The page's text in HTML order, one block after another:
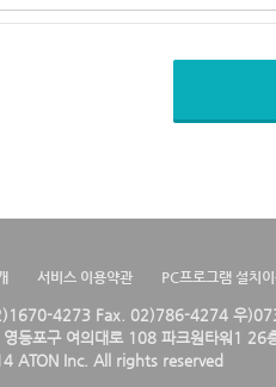
서비스 이용약관 PC프로그램 설치
4273 Fax. 02)786-4274 우
영등포구 여의대로 108 파크원타워1 26
ATON Inc. All rights reserved